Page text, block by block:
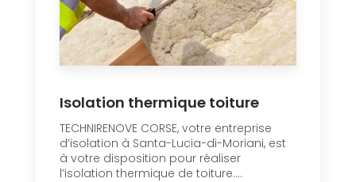
Isolation thermique toiture
TECHNIRENOVE CORSE, votre entreprise
d’isolation à Santa-Lucia-di-Moriani, est
à votre disposition pour réaliser
l’isolation thermique de toiture....